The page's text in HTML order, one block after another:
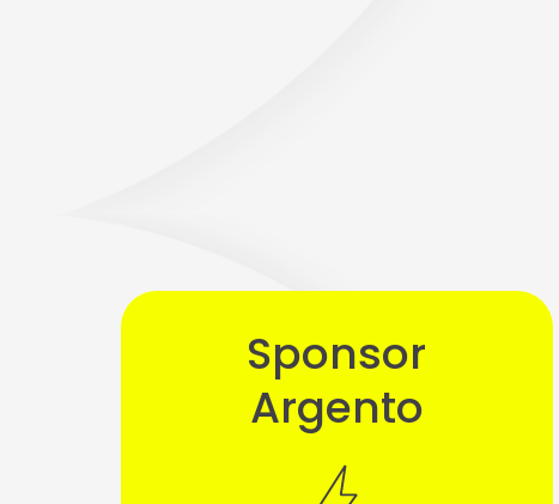
Sponsor
Argento